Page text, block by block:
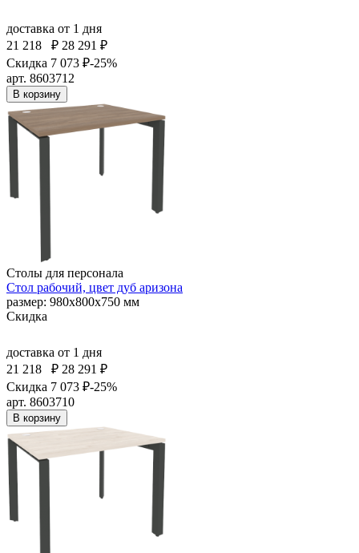
доставка от 1 дня
21 218
₽ 28 291 ₽
Скидка 7 073 ₽-25%
арт. 8603712
В корзину
Столы для персонала
Стол рабочий, цвет дуб аризона
размер: 980х800х750 мм
Скидка
доставка от 1 дня
21 218
₽ 28 291 ₽
Скидка 7 073 ₽-25%
арт. 8603710
В корзину